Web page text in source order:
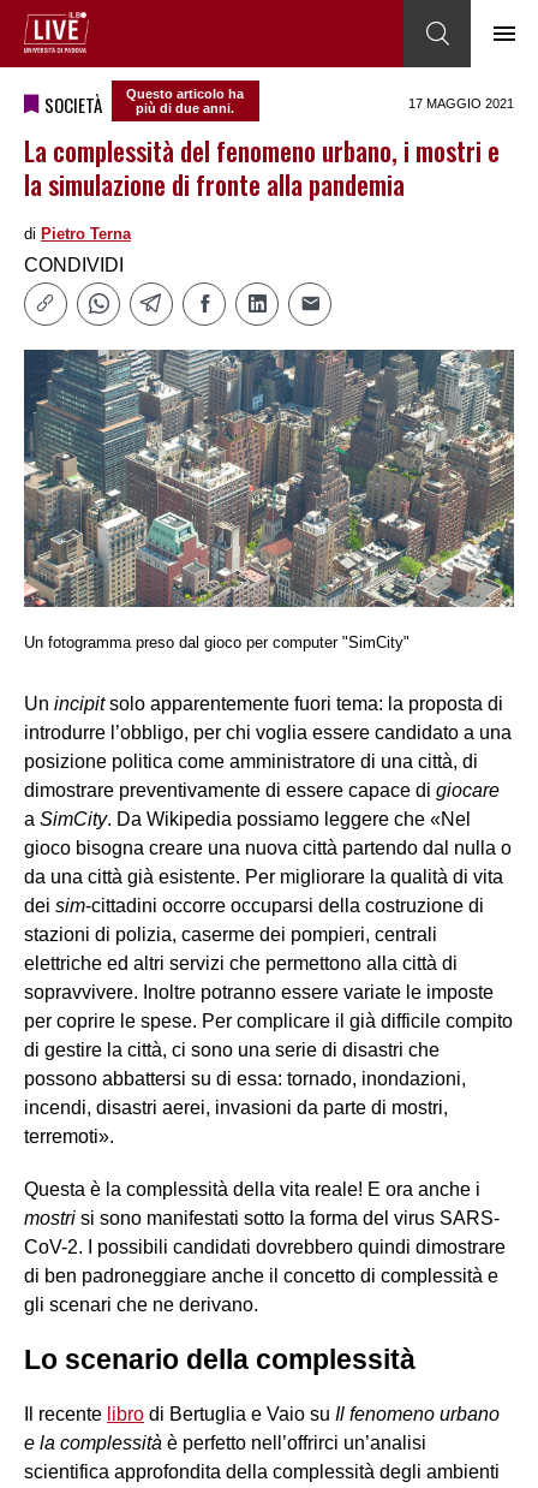
SOCIETÀ
Questo articolo ha
più di due anni.
17 MAGGIO 2021
La complessità del fenomeno urbano, i mostri e
la simulazione di fronte alla pandemia
di Pietro Terna
CONDIVIDI
Un fotogramma preso dal gioco per computer "SimCity"
Un incipitsolo apparentemente fuori tema: la proposta di
introdurre l’obbligo, per chi voglia essere candidato a una
posizione politica come amministratore di una città, di
dimostrare preventivamente di essere capace di giocare
a SimCity. Da Wikipedia possiamo leggere che «Nel
gioco bisogna creare una nuova città partendo dal nulla o
da una città già esistente. Per migliorare la qualità di vita
dei sim-cittadini occorre occuparsi della costruzione di
stazioni di polizia, caserme dei pompieri, centrali
elettriche ed altri servizi che permettono alla città di
sopravvivere. Inoltre potranno essere variate le imposte
per coprire le spese. Per complicare il già difficile compito
di gestire la città, ci sono una serie di disastri che
possono abbattersi su di essa: tornado, inondazioni,
incendi, disastri aerei, invasioni da parte di mostri,
terremoti».
Questa è la complessità della vita reale! E ora anche i
mostri si sono manifestati sotto la forma del virus SARS-
CoV-2. I possibili candidati dovrebbero quindi dimostrare
di ben padroneggiare anche il concetto di complessità e
gli scenari che ne derivano.
Lo scenario della complessità
Il recente libro di Bertuglia e Vaio su Il fenomeno urbano
e la complessità è perfetto nell’offrirci un’analisi
scientifica approfondita della complessità degli ambienti